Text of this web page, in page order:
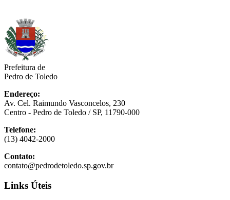
Prefeitura de
Pedro de Toledo
Endereço:
Av. Cel. Raimundo Vasconcelos, 230
Centro - Pedro de Toledo / SP, 11790-000
Telefone:
(13) 4042-2000
Contato:
contato@pedrodetoledo.sp.gov.br
Links Úteis